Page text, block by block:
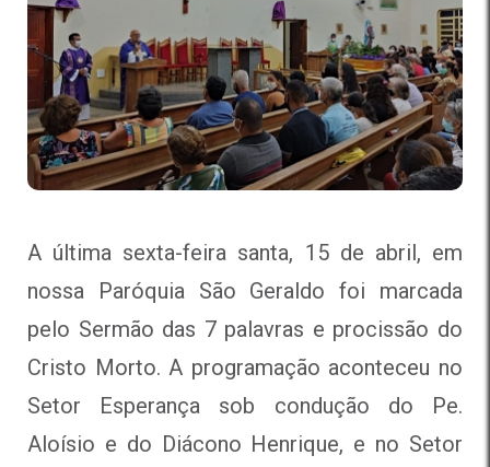
A última sexta-feira santa, 15 de abril, em
nossa Paróquia São Geraldo foi marcada
pelo Sermão das 7 palavras e procissão do
Cristo Morto. A programação aconteceu no
Setor Esperança sob condução do Pe.
Aloísio e do Diácono Henrique, e no Setor